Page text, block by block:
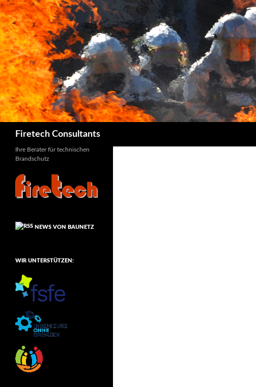
Firetech Consultants
Ihre Berater für technischen
Brandschutz
NEWS VON BAUNETZ
WIR UNTERSTÜTZEN: